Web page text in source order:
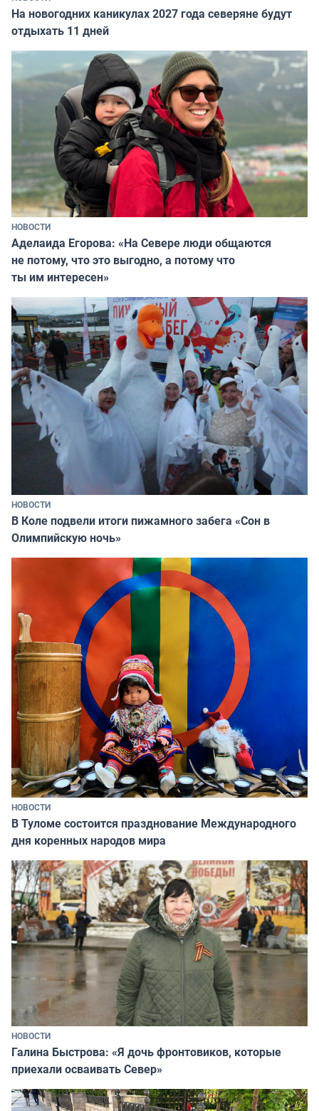
На новогодних каникулах 2027 года северяне будут
отдыхать 11 дней
НОВОСТИ
Аделаида Егорова: «На Севере люди общаются
не потому, что это выгодно, а потому что
ты им интересен»
НОВОСТИ
В Коле подвели итоги пижамного забега «Сон в
Олимпийскую ночь»
НОВОСТИ
В Туломе состоится празднование Международного
дня коренных народов мира
НОВОСТИ
Галина Быстрова: «Я дочь фронтовиков, которые
приехали осваивать Север»